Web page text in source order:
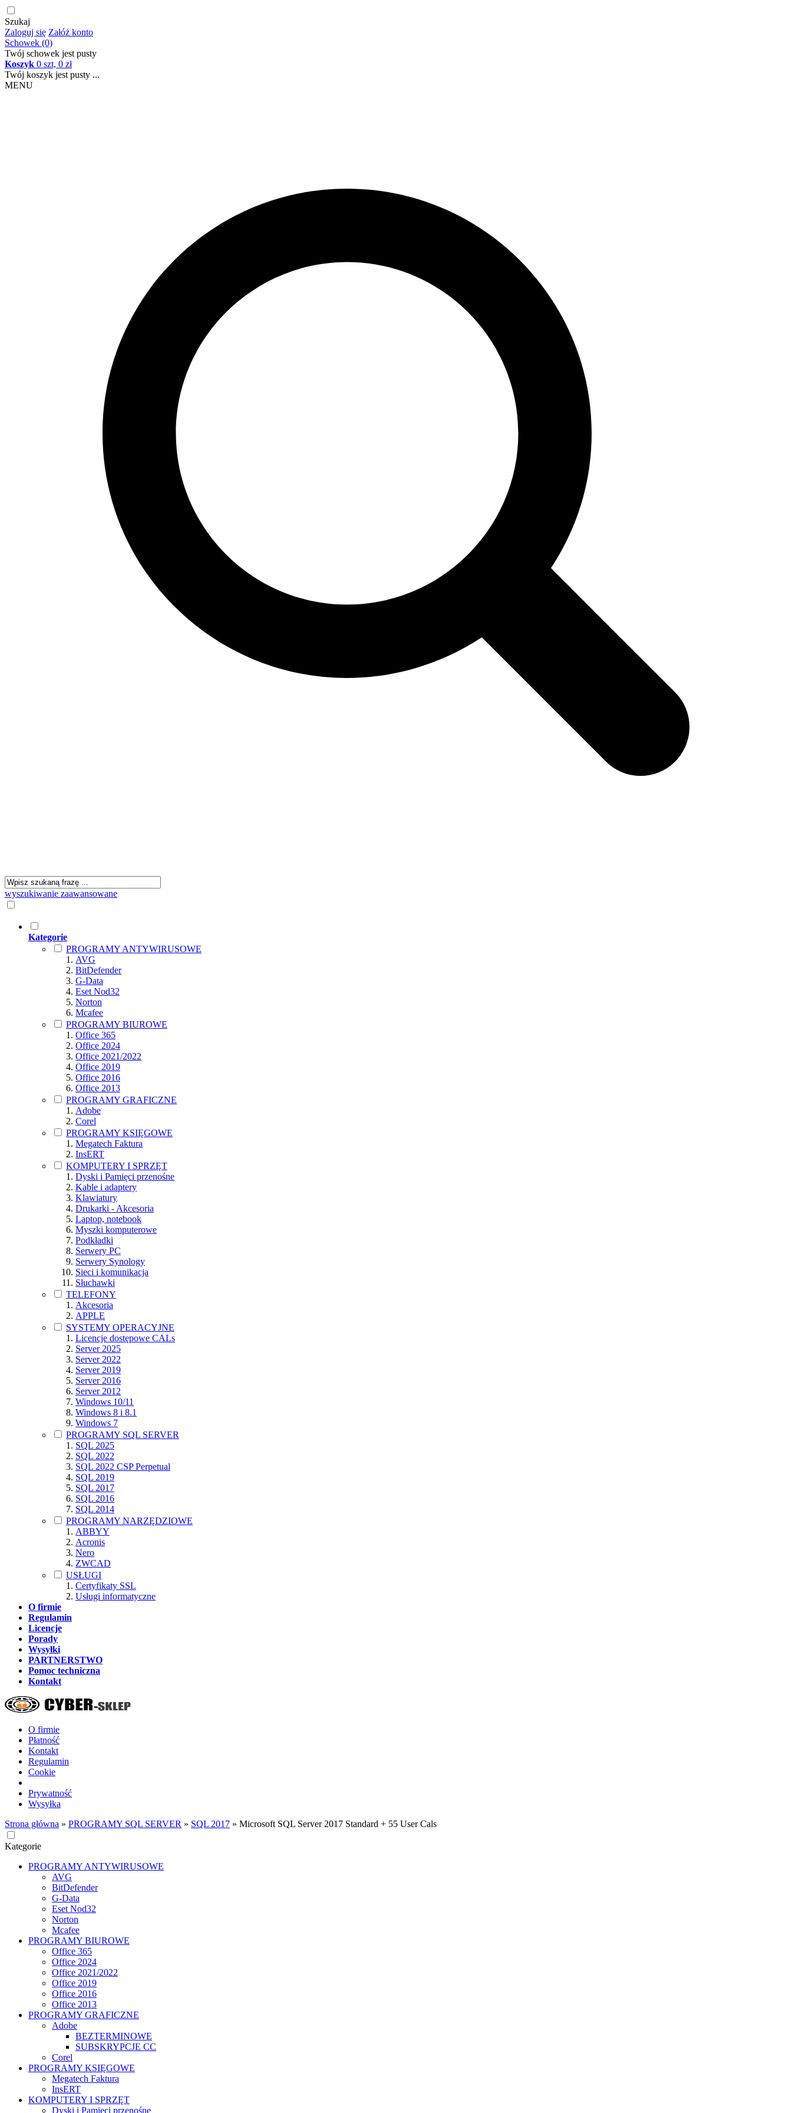
Szukaj
Zaloguj się Załóż konto
Schowek (0)
Twój schowek jest pusty
Koszyk 0 szt, 0 zł
Twój koszyk jest pusty ...
MENU
wyszukiwanie zaawansowane
Kategorie
PROGRAMY ANTYWIRUSOWE
AVG
BitDefender
G-Data
Eset Nod32
Norton
Mcafee
PROGRAMY BIUROWE
Office 365
Office 2024
Office 2021/2022
Office 2019
Office 2016
Office 2013
PROGRAMY GRAFICZNE
Adobe
Corel
PROGRAMY KSIĘGOWE
Megatech Faktura
InsERT
KOMPUTERY I SPRZĘT
Dyski i Pamięci przenośne
Kable i adaptery
Klawiatury
Drukarki - Akcesoria
Laptop, notebook
Myszki komputerowe
Podkładki
Serwery PC
Serwery Synology
Sieci i komunikacja
Słuchawki
TELEFONY
Akcesoria
APPLE
SYSTEMY OPERACYJNE
Licencje dostępowe CALs
Server 2025
Server 2022
Server 2019
Server 2016
Server 2012
Windows 10/11
Windows 8 i 8.1
Windows 7
PROGRAMY SQL SERVER
SQL 2025
SQL 2022
SQL 2022 CSP Perpetual
SQL 2019
SQL 2017
SQL 2016
SQL 2014
PROGRAMY NARZĘDZIOWE
ABBYY
Acronis
Nero
ZWCAD
USŁUGI
Certyfikaty SSL
Usługi informatyczne
O firmie
Regulamin
Licencje
Porady
Wysyłki
PARTNERSTWO
Pomoc techniczna
Kontakt
O firmie
Płatność
Kontakt
Regulamin
Cookie
Prywatność
Wysyłka
Strona główna » PROGRAMY SQL SERVER » SQL 2017 » Microsoft SQL Server 2017 Standard + 55 User Cals
Kategorie
PROGRAMY ANTYWIRUSOWE
AVG
BitDefender
G-Data
Eset Nod32
Norton
Mcafee
PROGRAMY BIUROWE
Office 365
Office 2024
Office 2021/2022
Office 2019
Office 2016
Office 2013
PROGRAMY GRAFICZNE
Adobe
BEZTERMINOWE
SUBSKRYPCJE CC
Corel
PROGRAMY KSIĘGOWE
Megatech Faktura
InsERT
KOMPUTERY I SPRZĘT
Dyski i Pamięci przenośne